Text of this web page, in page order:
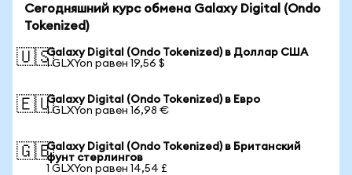
Сегодняшний курс обмена Galaxy Digital (Ondo
Tokenized)
🇺🇸Galaxy Digital (Ondo Tokenized) в Доллар США
1 GLXYon равен 19,56 $
🇪🇺Galaxy Digital (Ondo Tokenized) в Евро
1 GLXYon равен 16,98 €
🇬🇧Galaxy Digital (Ondo Tokenized) в Британский
фунт стерлингов
1 GLXYon равен 14,54 £